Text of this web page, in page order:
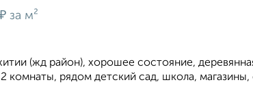
₽ за м²
(жд район), хорошее состояние,
комнаты, рядом детский сад, школа,